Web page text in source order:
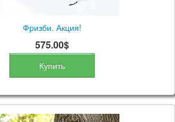
Фризби. Акция!
575.00$
Купить